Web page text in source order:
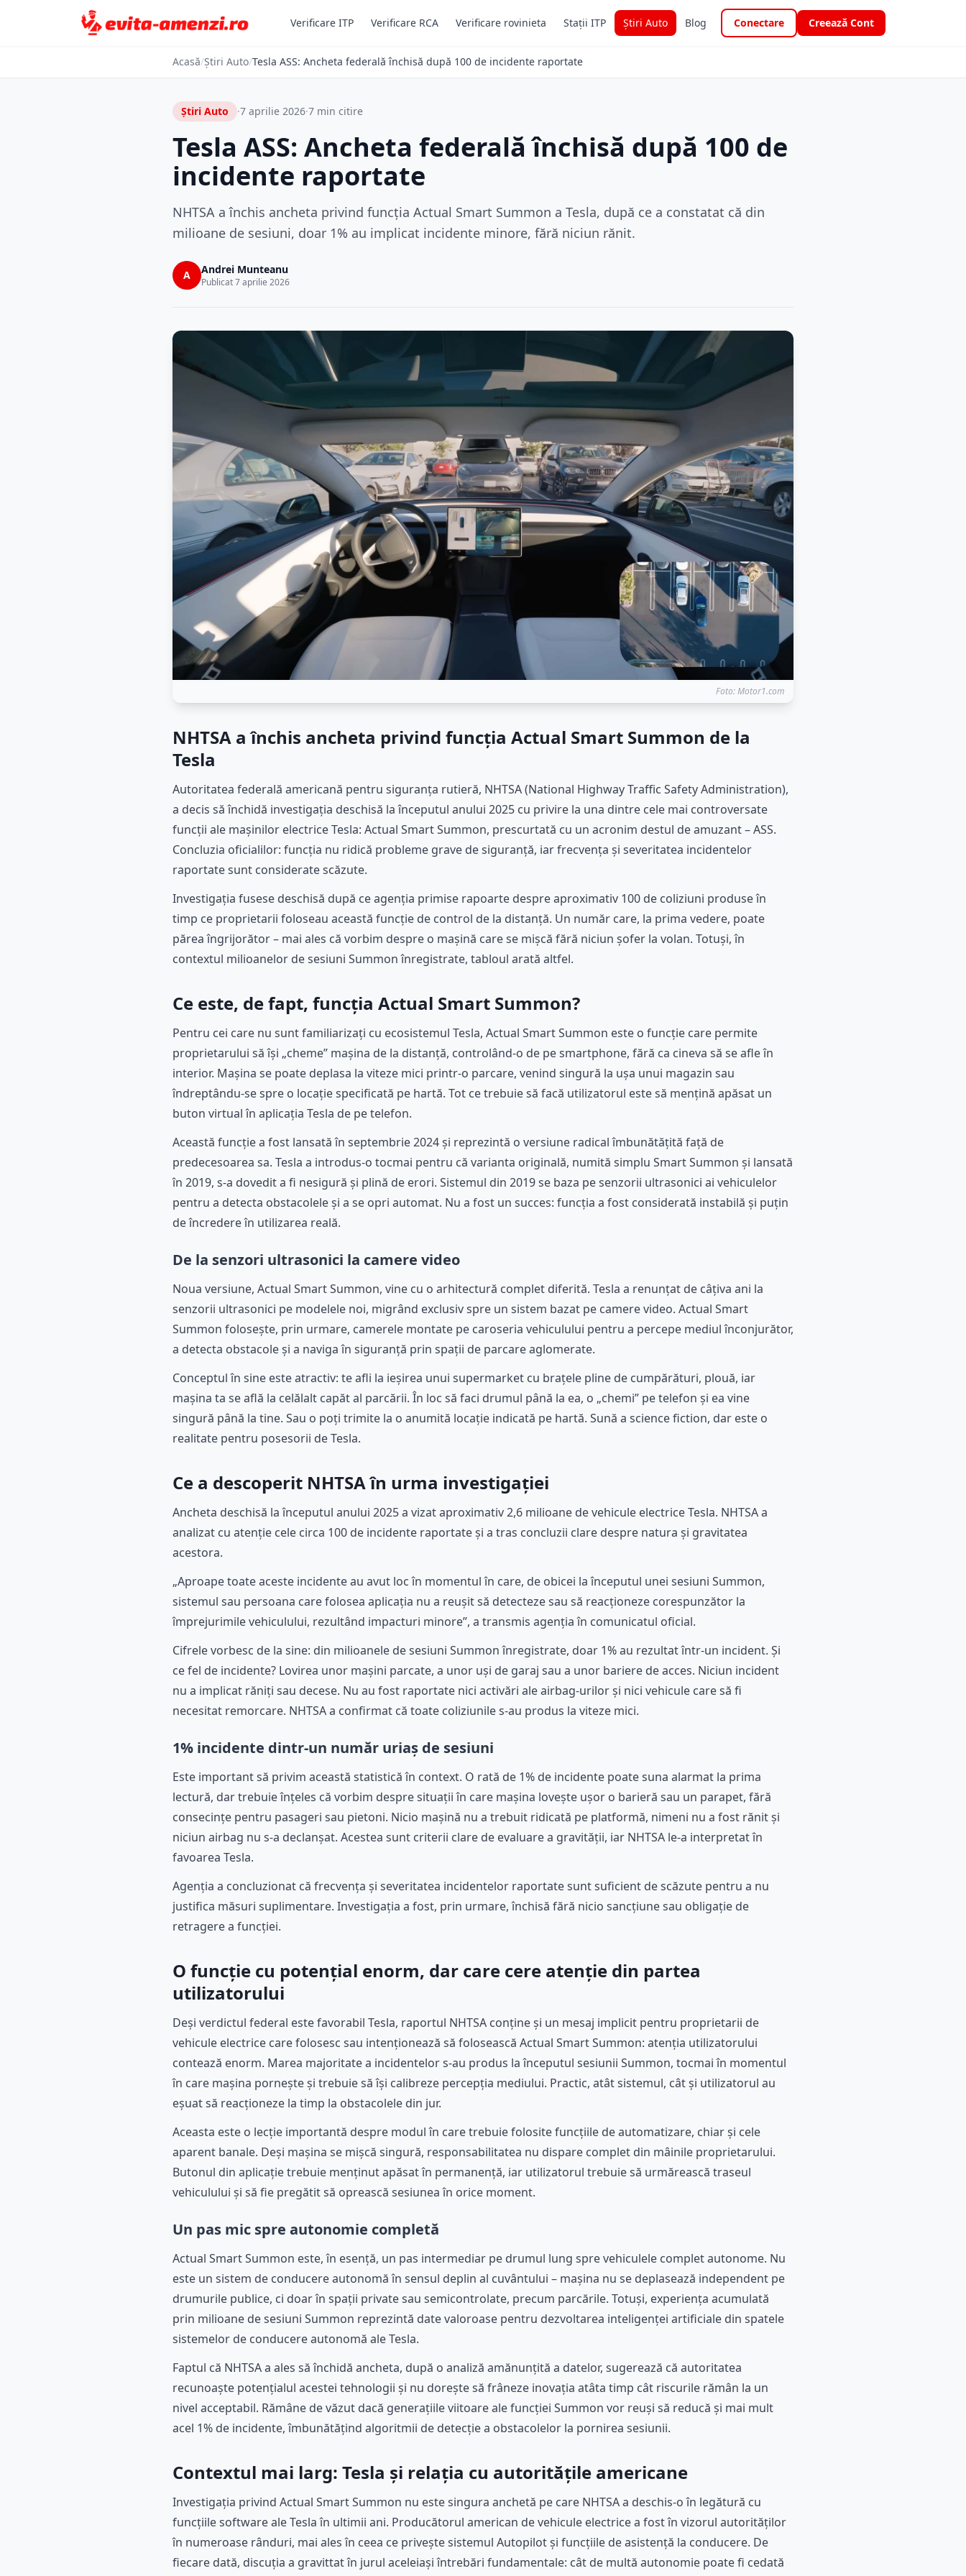
Verificare ITP Verificare RCA Verificare rovinieta Stații ITP Știri Auto Blog Conectare Creează Cont
Acasă/Știri Auto/Tesla ASS: Ancheta federală închisă după 100 de incidente raportate
Știri Auto ·7 aprilie 2026·7 min citire
Tesla ASS: Ancheta federală închisă după 100 de
incidente raportate
NHTSA a închis ancheta privind funcția Actual Smart Summon a Tesla, după ce a constatat că din
milioane de sesiuni, doar 1% au implicat incidente minore, fără niciun rănit.
A Andrei Munteanu
Publicat 7 aprilie 2026
Foto: Motor1.com
NHTSA a închis ancheta privind funcția Actual Smart Summon de la
Tesla
Autoritatea federală americană pentru siguranța rutieră, NHTSA (National Highway Traffic Safety Administration),
a decis să închidă investigația deschisă la începutul anului 2025 cu privire la una dintre cele mai controversate
funcții ale mașinilor electrice Tesla: Actual Smart Summon, prescurtată cu un acronim destul de amuzant – ASS.
Concluzia oficialilor: funcția nu ridică probleme grave de siguranță, iar frecvența și severitatea incidentelor
raportate sunt considerate scăzute.
Investigația fusese deschisă după ce agenția primise rapoarte despre aproximativ 100 de coliziuni produse în
timp ce proprietarii foloseau această funcție de control de la distanță. Un număr care, la prima vedere, poate
părea îngrijorător – mai ales că vorbim despre o mașină care se mișcă fără niciun șofer la volan. Totuși, în
contextul milioanelor de sesiuni Summon înregistrate, tabloul arată altfel.
Ce este, de fapt, funcția Actual Smart Summon?
Pentru cei care nu sunt familiarizați cu ecosistemul Tesla, Actual Smart Summon este o funcție care permite
proprietarului să își „cheme” mașina de la distanță, controlând-o de pe smartphone, fără ca cineva să se afle în
interior. Mașina se poate deplasa la viteze mici printr-o parcare, venind singură la ușa unui magazin sau
îndreptându-se spre o locație specificată pe hartă. Tot ce trebuie să facă utilizatorul este să mențină apăsat un
buton virtual în aplicația Tesla de pe telefon.
Această funcție a fost lansată în septembrie 2024 și reprezintă o versiune radical îmbunătățită față de
predecesoarea sa. Tesla a introdus-o tocmai pentru că varianta originală, numită simplu Smart Summon și lansată
în 2019, s-a dovedit a fi nesigură și plină de erori. Sistemul din 2019 se baza pe senzorii ultrasonici ai vehiculelor
pentru a detecta obstacolele și a se opri automat. Nu a fost un succes: funcția a fost considerată instabilă și puțin
de încredere în utilizarea reală.
De la senzori ultrasonici la camere video
Noua versiune, Actual Smart Summon, vine cu o arhitectură complet diferită. Tesla a renunțat de câțiva ani la
senzorii ultrasonici pe modelele noi, migrând exclusiv spre un sistem bazat pe camere video. Actual Smart
Summon folosește, prin urmare, camerele montate pe caroseria vehiculului pentru a percepe mediul înconjurător,
a detecta obstacole și a naviga în siguranță prin spații de parcare aglomerate.
Conceptul în sine este atractiv: te afli la ieșirea unui supermarket cu brațele pline de cumpărături, plouă, iar
mașina ta se află la celălalt capăt al parcării. În loc să faci drumul până la ea, o „chemi” pe telefon și ea vine
singură până la tine. Sau o poți trimite la o anumită locație indicată pe hartă. Sună a science fiction, dar este o
realitate pentru posesorii de Tesla.
Ce a descoperit NHTSA în urma investigației
Ancheta deschisă la începutul anului 2025 a vizat aproximativ 2,6 milioane de vehicule electrice Tesla. NHTSA a
analizat cu atenție cele circa 100 de incidente raportate și a tras concluzii clare despre natura și gravitatea
acestora.
„Aproape toate aceste incidente au avut loc în momentul în care, de obicei la începutul unei sesiuni Summon,
sistemul sau persoana care folosea aplicația nu a reușit să detecteze sau să reacționeze corespunzător la
împrejurimile vehiculului, rezultând impacturi minore”, a transmis agenția în comunicatul oficial.
Cifrele vorbesc de la sine: din milioanele de sesiuni Summon înregistrate, doar 1% au rezultat într-un incident. Și
ce fel de incidente? Lovirea unor mașini parcate, a unor uși de garaj sau a unor bariere de acces. Niciun incident
nu a implicat răniți sau decese. Nu au fost raportate nici activări ale airbag-urilor și nici vehicule care să fi
necesitat remorcare. NHTSA a confirmat că toate coliziunile s-au produs la viteze mici.
1% incidente dintr-un număr uriaș de sesiuni
Este important să privim această statistică în context. O rată de 1% de incidente poate suna alarmat la prima
lectură, dar trebuie înțeles că vorbim despre situații în care mașina lovește ușor o barieră sau un parapet, fără
consecințe pentru pasageri sau pietoni. Nicio mașină nu a trebuit ridicată pe platformă, nimeni nu a fost rănit și
niciun airbag nu s-a declanșat. Acestea sunt criterii clare de evaluare a gravității, iar NHTSA le-a interpretat în
favoarea Tesla.
Agenția a concluzionat că frecvența și severitatea incidentelor raportate sunt suficient de scăzute pentru a nu
justifica măsuri suplimentare. Investigația a fost, prin urmare, închisă fără nicio sancțiune sau obligație de
retragere a funcției.
O funcție cu potențial enorm, dar care cere atenție din partea
utilizatorului
Deși verdictul federal este favorabil Tesla, raportul NHTSA conține și un mesaj implicit pentru proprietarii de
vehicule electrice care folosesc sau intenționează să folosească Actual Smart Summon: atenția utilizatorului
contează enorm. Marea majoritate a incidentelor s-au produs la începutul sesiunii Summon, tocmai în momentul
în care mașina pornește și trebuie să își calibreze percepția mediului. Practic, atât sistemul, cât și utilizatorul au
eșuat să reacționeze la timp la obstacolele din jur.
Aceasta este o lecție importantă despre modul în care trebuie folosite funcțiile de automatizare, chiar și cele
aparent banale. Deși mașina se mișcă singură, responsabilitatea nu dispare complet din mâinile proprietarului.
Butonul din aplicație trebuie menținut apăsat în permanență, iar utilizatorul trebuie să urmărească traseul
vehiculului și să fie pregătit să oprească sesiunea în orice moment.
Un pas mic spre autonomie completă
Actual Smart Summon este, în esență, un pas intermediar pe drumul lung spre vehiculele complet autonome. Nu
este un sistem de conducere autonomă în sensul deplin al cuvântului – mașina nu se deplasează independent pe
drumurile publice, ci doar în spații private sau semicontrolate, precum parcările. Totuși, experiența acumulată
prin milioane de sesiuni Summon reprezintă date valoroase pentru dezvoltarea inteligenței artificiale din spatele
sistemelor de conducere autonomă ale Tesla.
Faptul că NHTSA a ales să închidă ancheta, după o analiză amănunțită a datelor, sugerează că autoritatea
recunoaște potențialul acestei tehnologii și nu dorește să frâneze inovația atâta timp cât riscurile rămân la un
nivel acceptabil. Rămâne de văzut dacă generațiile viitoare ale funcției Summon vor reuși să reducă și mai mult
acel 1% de incidente, îmbunătățind algoritmii de detecție a obstacolelor la pornirea sesiunii.
Contextul mai larg: Tesla și relația cu autoritățile americane
Investigația privind Actual Smart Summon nu este singura anchetă pe care NHTSA a deschis-o în legătură cu
funcțiile software ale Tesla în ultimii ani. Producătorul american de vehicule electrice a fost în vizorul autorităților
în numeroase rânduri, mai ales în ceea ce privește sistemul Autopilot și funcțiile de asistență la conducere. De
fiecare dată, discuția a gravittat în jurul aceleiași întrebări fundamentale: cât de multă autonomie poate fi cedată